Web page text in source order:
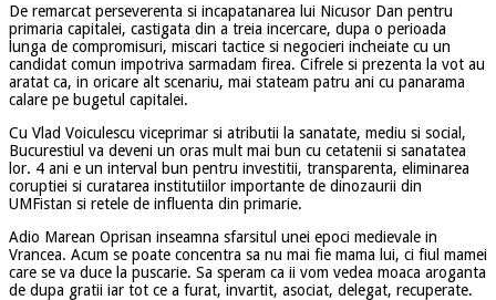
De remarcat perseverenta si incapatanarea lui Nicusor Dan pentru
primaria capitalei, castigata din a treia incercare, dupa o perioada
lunga de compromisuri, miscari tactice si negocieri incheiate cu un
candidat comun impotriva sarmadam firea. Cifrele si prezenta la vot au
aratat ca, in oricare alt scenariu, mai stateam patru ani cu panarama
calare pe bugetul capitalei.
Cu Vlad Voiculescu viceprimar si atributii la sanatate, mediu si social,
Bucurestiul va deveni un oras mult mai bun cu cetatenii si sanatatea
lor. 4 ani e un interval bun pentru investitii, transparenta, eliminarea
coruptiei si curatarea institutiilor importante de dinozaurii din
UMFistan si retele de influenta din primarie.
Adio Marean Oprisan inseamna sfarsitul unei epoci medievale in
Vrancea. Acum se poate concentra sa nu mai fie mama lui, ci fiul mamei
care se va duce la puscarie. Sa speram ca ii vom vedea moaca aroganta
de dupa gratii iar tot ce a furat, invartit, asociat, delegat, recuperate.